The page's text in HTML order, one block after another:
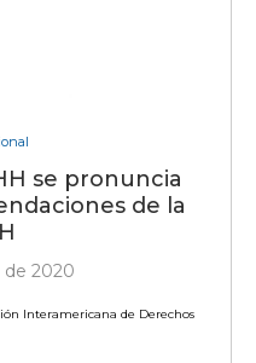
se pronuncia
de la
2020
Interamericana de Derechos